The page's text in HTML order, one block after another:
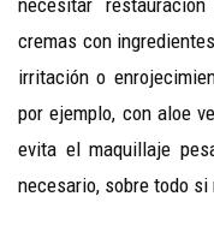
necesitar
cremas con
irritación o
por ejemplo, con aloe
evita el maquillaje
necesario, sobre todo